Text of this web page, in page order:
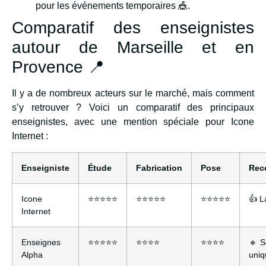
pour les événements temporaires 🎪.
Comparatif des enseignistes
autour de Marseille et en
Provence 📍
Il y a de nombreux acteurs sur le marché, mais comment
s’y retrouver ? Voici un comparatif des principaux
enseignistes, avec une mention spéciale pour Icone
Internet :
Enseigniste Étude Fabrication Pose
Icone
Internet
⭐⭐⭐⭐⭐ ⭐⭐⭐⭐⭐ ⭐⭐⭐⭐⭐ 👍
Enseignes
Alpha
⭐⭐⭐⭐⭐ ⭐⭐⭐⭐ ⭐⭐⭐⭐
🔹